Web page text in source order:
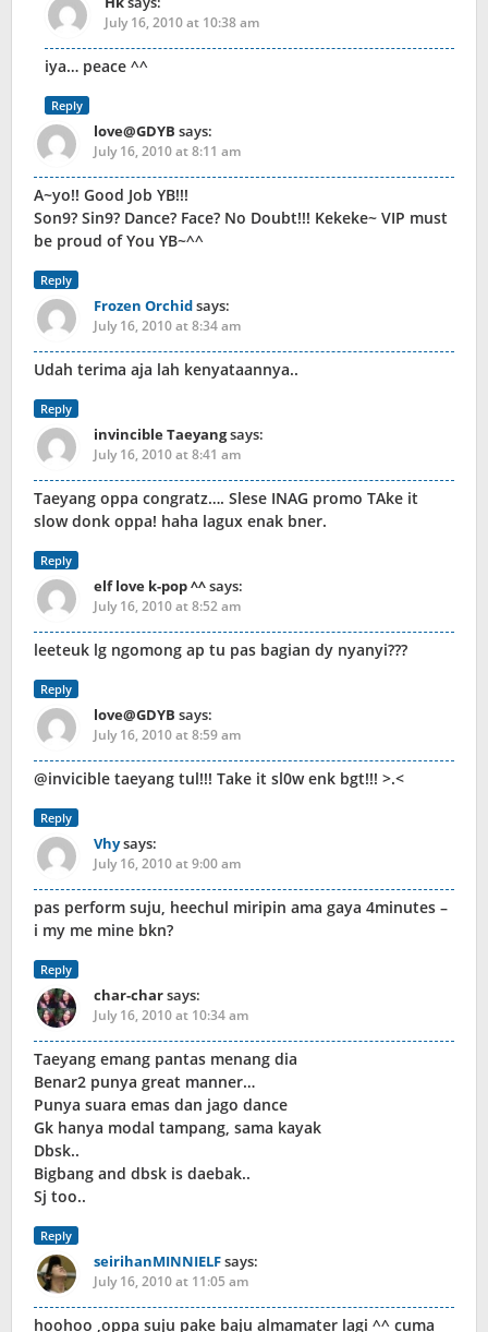
July 16, 2010 at 10:38 am
iya… peace ^^
Reply
love@GDYB says:
July 16, 2010 at 8:11 am
A~yo!! Good Job YB!!!
Son9? Sin9? Dance? Face? No Doubt!!! Kekeke~ VIP must
be proud of You YB~^^
Reply
Frozen Orchidsays:
July 16, 2010 at 8:34 am
Udah terima aja lah kenyataannya..
Reply
invincible Taeyangsays:
July 16, 2010 at 8:41 am
Taeyang oppa congratz…. Slese INAG promo TAke it
slow donk oppa! haha lagux enak bner.
Reply
elf love k-pop ^^says:
July 16, 2010 at 8:52 am
leeteuk lg ngomong ap tu pas bagian dy nyanyi???
Reply
love@GDYB says:
July 16, 2010 at 8:59 am
@invicible taeyang tul!!! Take it sl0w enk bgt!!! >.<
Reply
Vhysays:
July 16, 2010 at 9:00 am
pas perform suju, heechul miripin ama gaya 4minutes –
i my me mine bkn?
Reply
char-charsays:
July 16, 2010 at 10:34 am
Taeyang emang pantas menang dia
Benar2 punya great manner…
Punya suara emas dan jago dance
Gk hanya modal tampang, sama kayak
Dbsk..
Bigbang and dbsk is daebak..
Sj too..
Reply
seirihanMINNIELFsays:
July 16, 2010 at 11:05 am
hoohoo ,oppa suju pake baju almamater lagi ^^ cuma